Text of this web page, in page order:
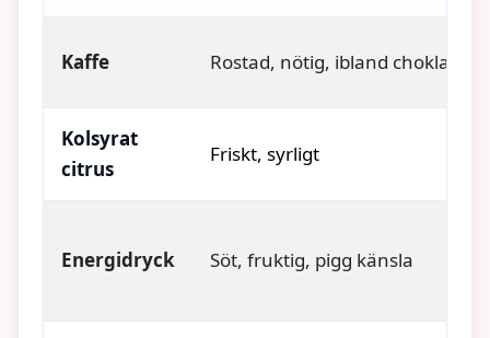
Kaffe Rostad, nötig, ibland chokladig
Kolsyrat
citrus
Friskt, syrligt
Energidryck Söt, fruktig, pigg känsla